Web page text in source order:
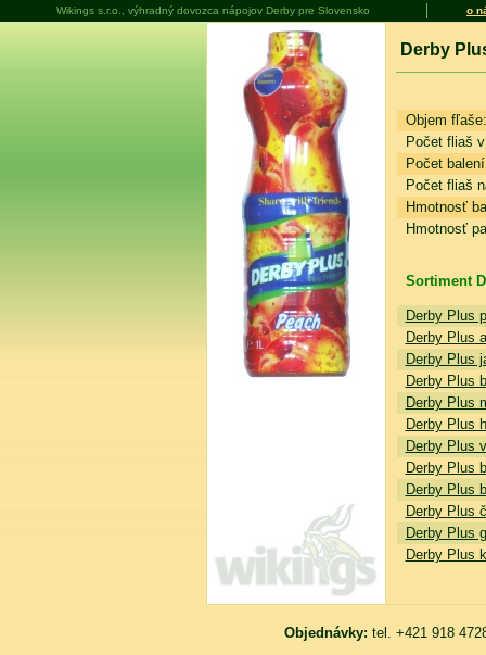
Wikings s.r.o., výhradný dovozca nápojov Derby pre Slovensko o
Derby
Objem fľaše:
Počet fliaš
Počet
Počet fliaš
Hmotnosť
Hmotnosť
Sortiment
Derby Plus
Derby Plus
Derby Plus
Derby Plus
Derby Plus
Derby Plus
Derby Plus
Derby Plus
Derby Plus
Derby Plus
Derby Plus
Derby Plus
Objednávky: tel. +421 918